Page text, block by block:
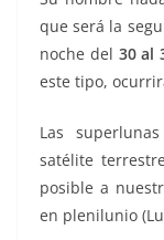
k
que será la
noche del 30 al
este tipo,
Las
satélite
posible a
en plenilunio